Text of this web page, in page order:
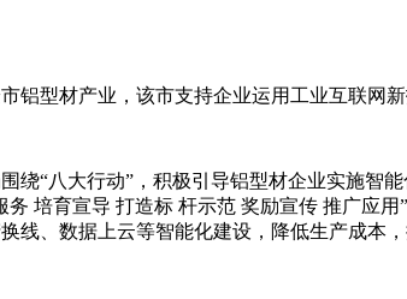
铝型材产业，该市支持企业运用工业互联网
绕“八大行动”，积极引导铝型材企业实施智
务 培育宣导 打造标 杆示范 奖励宣传 推广应
线、数据上云等智能化建设，降低生产成本，